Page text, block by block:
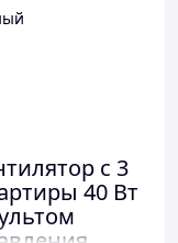
с 3
40 Вт